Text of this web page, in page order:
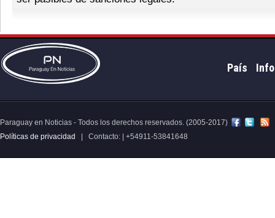
País
Paraguay en Noticias - Todos los derechos reservados. (2005-2017)
Políticas de privacidad
| Contacto: | +54911-53841648